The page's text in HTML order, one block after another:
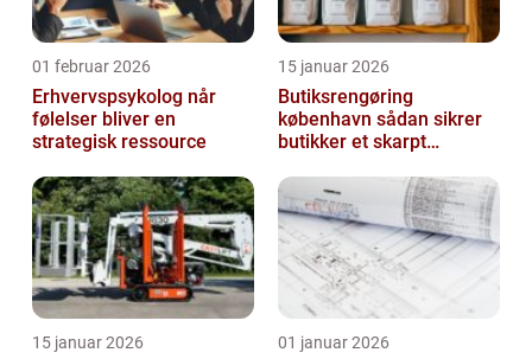
01 februar 2026
Erhvervspsykolog når
følelser bliver en
strategisk ressource
15 januar 2026
Butiksrengøring
københavn sådan sikrer
butikker et skarpt
15 januar 2026 01 januar 2026